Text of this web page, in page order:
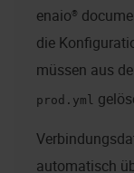
enaio®
die
müssen aus
prod.yml
automatisch